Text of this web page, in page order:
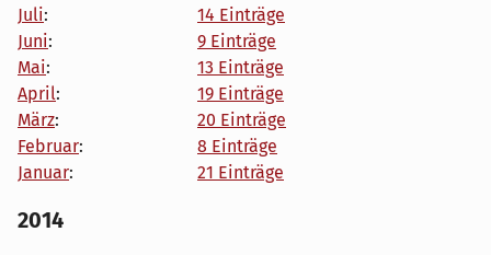
Juli:
14 Einträge
Juni:
9 Einträge
Mai:
13 Einträge
April:
19 Einträge
März:
20 Einträge
Februar:
8 Einträge
Januar: 21 Einträge
2014